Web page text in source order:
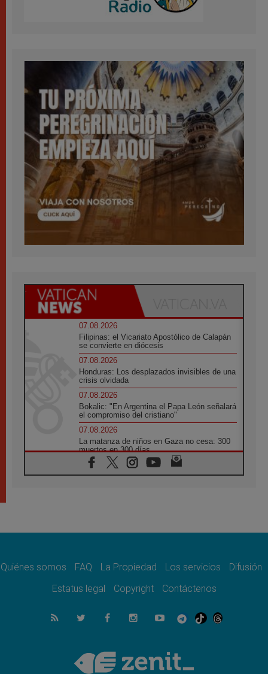
07.08.2026
Filipinas: el Vicariato Apostólico de Calapán
se convierte en diócesis
07.08.2026
Honduras: Los desplazados invisibles de una
crisis olvidada
07.08.2026
Bokalic: "En Argentina el Papa León señalará
el compromiso del cristiano"
07.08.2026
La matanza de niños en Gaza no cesa: 300
muertos en 300 días
07.08.2026
Tagle: La guerra desfigura el mundo, solo la
como misión al servicio del Evangelio
SIGNIS 2026, dar voz a las religiosas en el
07.08.2026
Lanzan un proyecto de empoderamiento
Programa oficial del Viaje Apostólico del
Papa León XIV a Francia
Quiénes somos FAQ La Propiedad Los servicios
Difusión
Estatus legal
Copyright Contáctenos